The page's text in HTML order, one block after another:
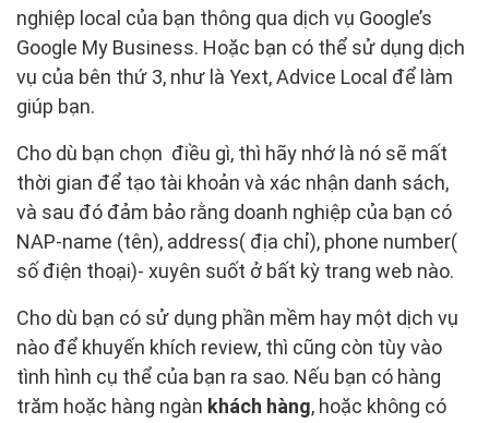
nghiệp local của bạn thông qua dịch vụ Google’s
Google My Business. Hoặc bạn có thể sử dụng dịch
vụ của bên thứ 3, như là Yext, Advice Local để làm
giúp bạn.
Cho dù bạn chọn điều gì, thì hãy nhớ là nó sẽ mất
thời gian để tạo tài khoản và xác nhận danh sách,
và sau đó đảm bảo rằng doanh nghiệp của bạn có
NAP-name (tên), address( địa chỉ), phone number(
số điện thoại)- xuyên suốt ở bất kỳ trang web nào.
Cho dù bạn có sử dụng phần mềm hay một dịch vụ
nào để khuyến khích review, thì cũng còn tùy vào
tình hình cụ thể của bạn ra sao. Nếu bạn có hàng
trăm hoặc hàng ngàn khách hàng, hoặc không có